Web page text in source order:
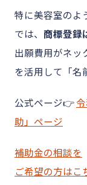
特に美容室のよ
では、 商標登録
出願費用がネッ
を活用して「名
公式ページ👉
助」ページ
補助金の相談を
ご希望の方はこ